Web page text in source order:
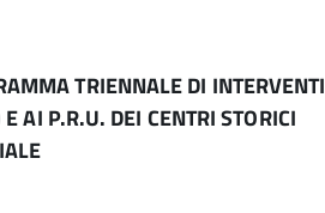
TRIENNALE DI INTERVENTI
AI P.R.U. DEI CENTRI STORICI